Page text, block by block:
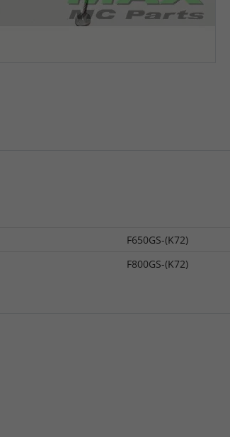
F650GS-(K72)
F800GS-(K72)